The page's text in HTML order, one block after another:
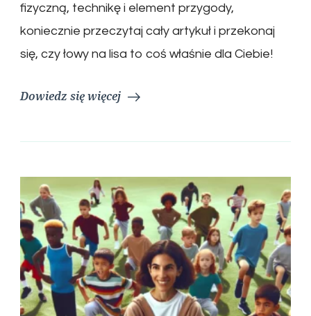
fizyczną, technikę i element przygody,
koniecznie przeczytaj cały artykuł i przekonaj
się, czy łowy na lisa to coś właśnie dla Ciebie!
Dowiedz się więcej